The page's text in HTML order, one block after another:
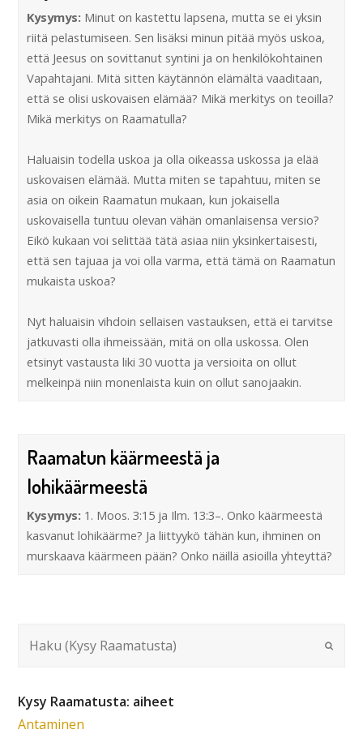
Kysymys: Minut on kastettu lapsena, mutta se ei yksin
riitä pelastumiseen. Sen lisäksi minun pitää myös uskoa,
että Jeesus on sovittanut syntini ja on henkilökohtainen
Vapahtajani. Mitä sitten käytännön elämältä vaaditaan,
että se olisi uskovaisen elämää? Mikä merkitys on teoilla?
Mikä merkitys on Raamatulla?
Haluaisin todella uskoa ja olla oikeassa uskossa ja elää
uskovaisen elämää. Mutta miten se tapahtuu, miten se
asia on oikein Raamatun mukaan, kun jokaisella
uskovaisella tuntuu olevan vähän omanlaisensa versio?
Eikö kukaan voi selittää tätä asiaa niin yksinkertaisesti,
että sen tajuaa ja voi olla varma, että tämä on Raamatun
mukaista uskoa?
Nyt haluaisin vihdoin sellaisen vastauksen, että ei tarvitse
jatkuvasti olla ihmeissään, mitä on olla uskossa. Olen
etsinyt vastausta liki 30 vuotta ja versioita on ollut
melkeinpä niin monenlaista kuin on ollut sanojaakin.
Raamatun käärmeestä ja
lohikäärmeestä
Kysymys: 1. Moos. 3:15 ja Ilm. 13:3–. Onko käärmeestä
kasvanut lohikäärme? Ja liittyykö tähän kun, ihminen on
murskaava käärmeen pään? Onko näillä asioilla yhteyttä?
Kysy Raamatusta: aiheet
Antaminen